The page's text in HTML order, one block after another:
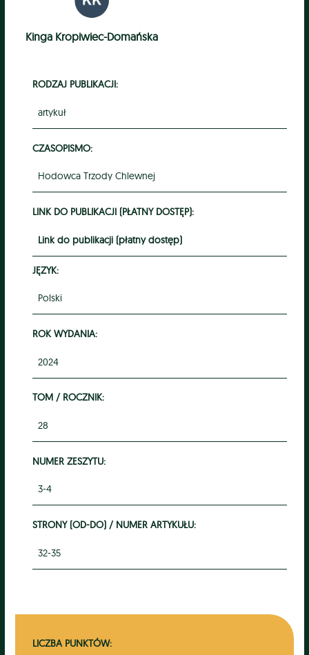
Kinga Kropiwiec-Domańska
RODZAJ PUBLIKACJI:
artykuł
CZASOPISMO:
Hodowca Trzody Chlewnej
LINK DO PUBLIKACJI (PŁATNY DOSTĘP):
Link do publikacji (płatny dostęp)
JĘZYK:
Polski
ROK WYDANIA:
2024
TOM / ROCZNIK:
28
NUMER ZESZYTU:
3-4
STRONY (OD-DO) / NUMER ARTYKUŁU:
32-35
LICZBA PUNKTÓW: